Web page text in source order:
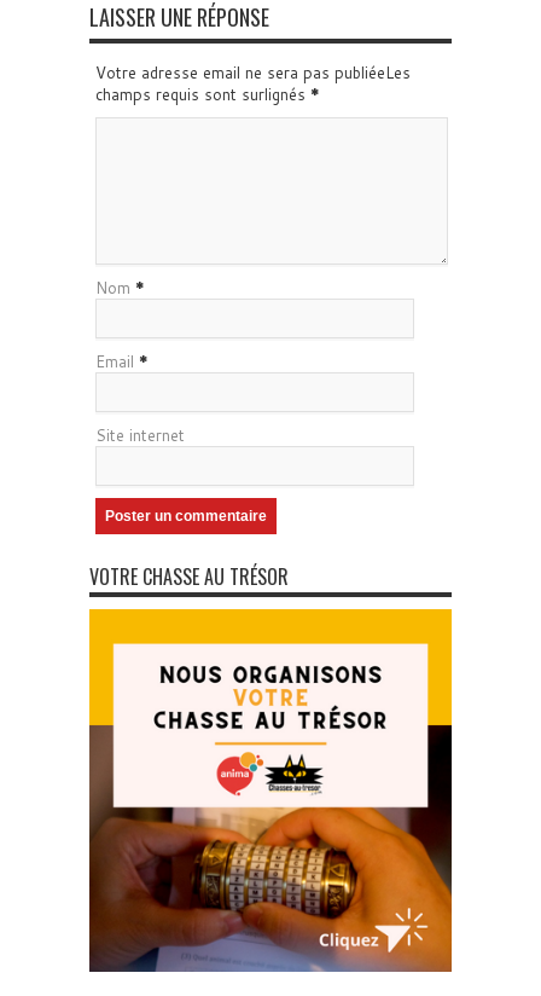
LAISSER UNE RÉPONSE
Votre adresse email ne sera pas publiéeLes
champs requis sont surlignés *
Nom *
Email *
Site internet
VOTRE CHASSE AU TRÉSOR